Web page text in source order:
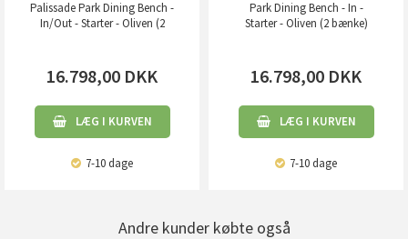
Palissade Park Dining Bench -
In/Out - Starter - Oliven (2
16.798,00 DKK
LÆG I KURVEN
7-10 dage
Park Dining Bench - In -
Starter - Oliven (2 bænke)
16.798,00 DKK
LÆG I KURVEN
7-10 dage
Andre kunder købte også